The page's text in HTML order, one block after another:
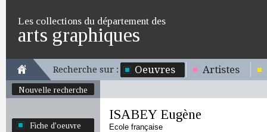
Les collections du département des
arts graphiques
Recherche sur : Oeuvres Artistes
Nouvelle recherche
Fiche d'oeuvre
ISABEY Eugène
Ecole française